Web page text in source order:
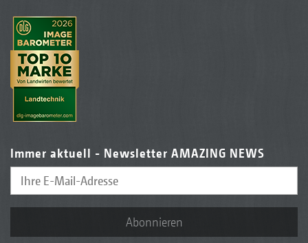
Immer aktuell - Newsletter AMAZING NEWS
Abonnieren